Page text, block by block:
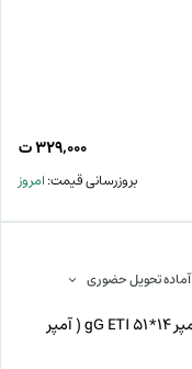
۳۲۹,۰۰۰ت
بروزرسانی قیمت:امروز
آماده تحویل حضوری
فیوز سیلندری 2 تا 50 آمپر gG ETI 51*14 ( آمپر